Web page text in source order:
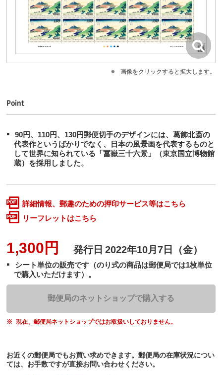
画像をクリックすると拡大します。
Point
90円、110円、130円郵便切手のデザインには、葛飾北斎の
代表作というばかりでなく、日本の風景画を代表するものと
して世界に知られている「冨嶽三十六景」（東京国立博物館
蔵）を採用しました。
詳細情報、郵趣のための押印サービス等はこちら
リーフレットはこちら
1,300円 発行日 2022年10月7日（金）
シート単位の販売です（のり式の商品は郵便局では1枚単位
で購入いただけます）。
郵便局のネットショップで購入する
現在、郵便局ネットショップではお取扱いしておりません。
お近くの郵便局でもお買い求めできます。郵便局の在庫状況につい
ては、お手数ですが直接お問い合わせください。